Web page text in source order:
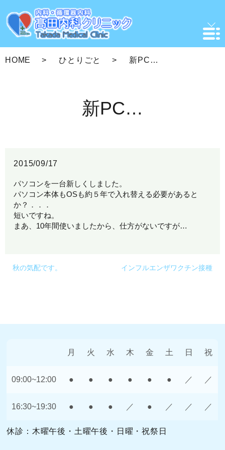
HOME ひとりごと 新PC…
新PC…
2015/09/17
パソコンを一台新しくしました。
パソコン本体もOSも約５年で入れ替える必要があると
か？．．．
短いですね。
まあ、10年間使いましたから、仕方がないですが…
秋の気配です。 インフルエンザワクチン接種
月 火 水 木 金 土 日 祝
09:00~12:00 ● ● ● ● ● ● ／ ／
16:30~19:30 ● ● ● ／ ● ／ ／ ／
休診：木曜午後・土曜午後・日曜・祝祭日